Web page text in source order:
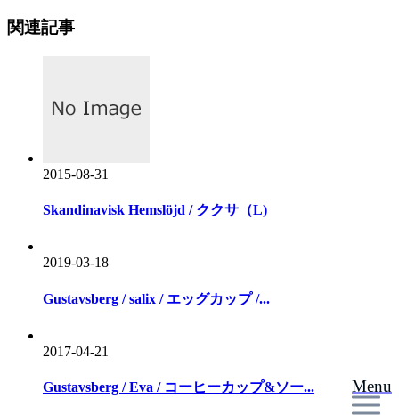
Menu
関連記事
2015-08-31
Skandinavisk Hemslöjd / ククサ（L)
2019-03-18
Gustavsberg / salix / エッグカップ /...
2017-04-21
Gustavsberg / Eva / コーヒーカップ&ソー...